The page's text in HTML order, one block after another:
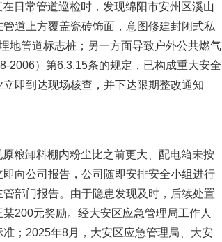
日常管道巡检时，发现绵阳市安州区溪山
道上方覆盖瓷砖饰面，意图修建封闭式私
地管道标志桩；另一方面导致户外公共燃气
2006）第6.3.15条的规定，已构成重大安全
即到达现场核查，并下达限期整改通知
粮卸料棚内粉尘比之前更大、配电箱未按
向公司报告，公司随即安排安全小组进行
部门报告。由于隐患发现及时，后续处置
200元奖励。经大安区应急管理局工作人
；2025年8月，大安区应急管理局、大安